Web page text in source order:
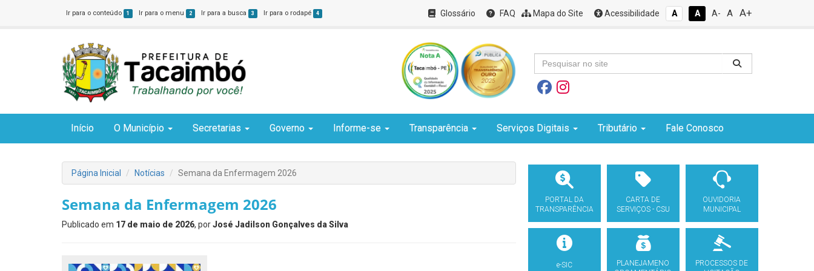
Ir para o conteúdo 1 Ir para o menu 2 Ir para a busca 3 Ir para o rodapé 4 Glossário FAQ Mapa do Site Acessibilidade A A A- A A+
Início O Município Secretarias Governo Informe-se Transparência Serviços Digitais Tributário Fale Conosco
Página Inicial Notícias Semana da Enfermagem 2026
Semana da Enfermagem 2026
Publicado em 17 de maio de 2026, porJosé Jadilson Gonçalves da Silva
PORTAL DA
TRANSPARÊNCIA
CARTA DE
SERVIÇOS - CSU
OUVIDORIA
MUNICIPAL
e-SIC
PLANEJAMENO
PROCESSOS DE